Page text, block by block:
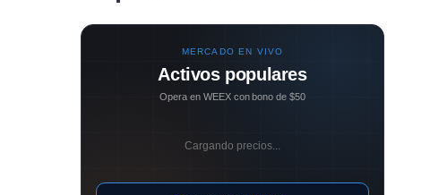
MERCADO EN VIVO
Activos populares
Opera en WEEX con bono de $50
Cargando precios...